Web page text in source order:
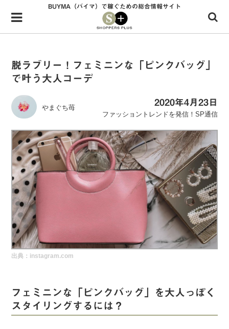
Menu
HOME
34歳独身OLバイマ実践記
無在庫で自由気ままに稼ぐ！バイマ実践記
BUYMAで人気のブランド
BUYMAの売れ筋商品
バイマの疑問に現役パーソナルショッパーが答えてみた
バイマ活動の疑問に売れっ子現役バイヤーが答えてみた
実録！海外ショップで買ってみた！
海外SHOP LIST
BUYMA（バイマ）で稼ぐための総合情報サイト
脱ラブリー！フェミニンな「ピンクバッグ」
で叶う大人コーデ
やまぐち苺
2020年4月23日
ファッショントレンドを発信！SP通信
出典：instagram.com
フェミニンな「ピンクバッグ」を大人っぽく
スタイリングするには？